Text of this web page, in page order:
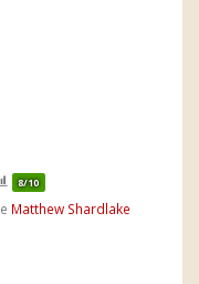
8/10
Matthew Shardlake